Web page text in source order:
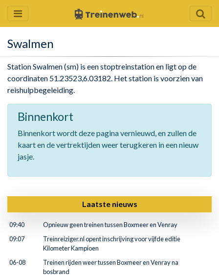
Swalmen
Station Swalmen (sm) is een stoptreinstation en ligt op de
coordinaten 51.23523,6.03182. Het station is voorzien van
reishulpbegeleiding.
Binnenkort
Binnenkort wordt deze pagina vernieuwd, en zullen de
kaart en de vertrektijden weer terugkeren in een nieuw
jasje.
Laatste nieuws
09:40
Opnieuw geen treinen tussen Boxmeer en Venray
09:07
Treinreiziger.nl opent inschrijving voor vijfde editie
Kilometer Kampioen
06-08
Treinen rijden weer tussen Boxmeer en Venray na
bosbrand